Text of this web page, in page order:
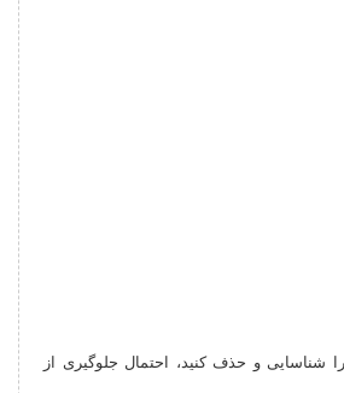
شناسایی و حذف کنید، احتمال جلوگیری از